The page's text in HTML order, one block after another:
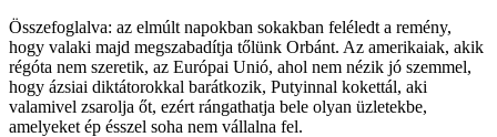
Összefoglalva: az elmúlt napokban sokakban feléledt a remény,
hogy valaki majd megszabadítja tőlünk Orbánt. Az amerikaiak, akik
régóta nem szeretik, az Európai Unió, ahol nem nézik jó szemmel,
hogy ázsiai diktátorokkal barátkozik, Putyinnal kokettál, aki
valamivel zsarolja őt, ezért rángathatja bele olyan üzletekbe,
amelyeket ép ésszel soha nem vállalna fel.